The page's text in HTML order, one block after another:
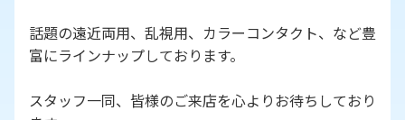
話題の遠近両用、乱視用、カラーコンタクト、など豊
富にラインナップしております。
スタッフ一同、皆様のご来店を心よりお待ちしており